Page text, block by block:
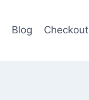
Blog Checkout